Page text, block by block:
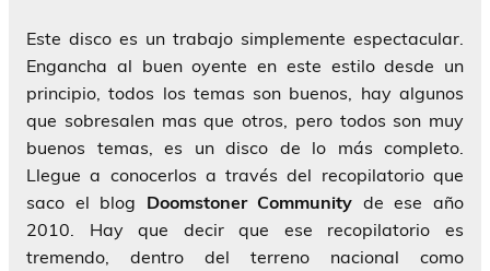
Este disco es un trabajo simplemente espectacular.
Engancha al buen oyente en este estilo desde un
principio, todos los temas son buenos, hay algunos
que sobresalen mas que otros, pero todos son muy
buenos temas, es un disco de lo más completo.
Llegue a conocerlos a través del recopilatorio que
saco el blog Doomstoner Community de ese año
2010. Hay que decir que ese recopilatorio es
tremendo, dentro del terreno nacional como